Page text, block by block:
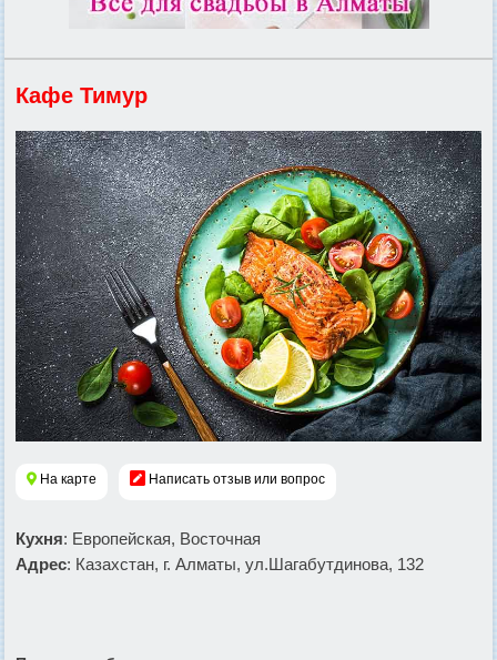
Кафе Тимур
На карте Написать отзыв или вопрос
Кухня: Европейская, Восточная
Адрес: Казахстан, г. Алматы, ул.Шагабутдинова, 132